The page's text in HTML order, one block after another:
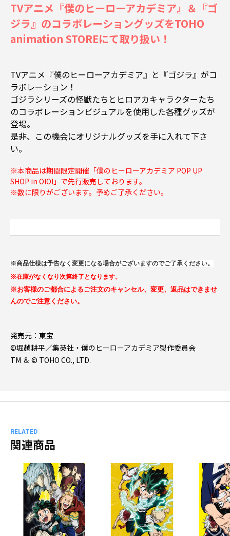
TVアニメ『僕のヒーローアカデミア』＆『ゴ
ジラ』のコラボレーショングッズをTOHO
animation STOREにて取り扱い！
TVアニメ『僕のヒーローアカデミア』と『ゴジラ』がコ
ラボレーション！
ゴジラシリーズの怪獣たちとヒロアカキャラクターたち
のコラボレーションビジュアルを使用した各種グッズが
登場。
是非、この機会にオリジナルグッズを手に入れて下さ
い。
※本商品は期間限定開催「僕のヒーローアカデミア POP UP
SHOP in OIOI」で先行販売しております。
※数に限りがございます。予めご了承ください。
※商品仕様は予告なく変更になる場合がございますのでご了承ください。
※在庫がなくなり次第終了となります。
※お客様のご都合によるご注文のキャンセル、変更、返品はできませ
んのでご注意ください。
発売元：東宝
©堀越耕平／集英社・僕のヒーローアカデミア製作委員会
TM ＆ © TOHO CO., LTD.
RELATED
関連商品